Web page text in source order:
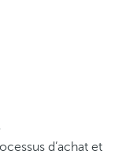
d’achat et